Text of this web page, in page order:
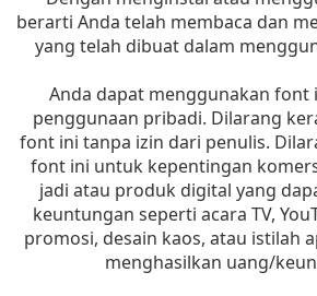
berarti Anda telah membaca dan
yang telah dibuat dalam
Anda dapat menggunakan font
penggunaan pribadi. Dilarang
font ini tanpa izin dari penulis.
font ini untuk kepentingan
jadi atau produk digital yang
keuntungan seperti acara TV,
promosi, desain kaos, atau istilah
menghasilkan uang/